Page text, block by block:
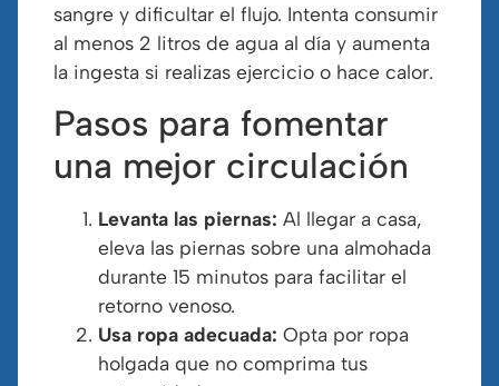
sangre y dificultar el flujo. Intenta consumir
al menos 2 litros de agua al día y aumenta
la ingesta si realizas ejercicio o hace calor.
Pasos para fomentar
una mejor circulación
Levanta las piernas: Al llegar a casa,
eleva las piernas sobre una almohada
durante 15 minutos para facilitar el
retorno venoso.
Usa ropa adecuada: Opta por ropa
holgada que no comprima tus